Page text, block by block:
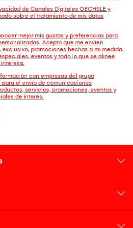
de Canales Digitales OECHSLE y
sobre el tratamiento de mis datos
mejor mis gustos y preferencias para
Acepto que me envien
promociones hechas a mi medida,
eventos y todo lo que se alinee
con empresas del grupo
para el envío de comunicaciones
servicios, promociones, eventos y
de interés.